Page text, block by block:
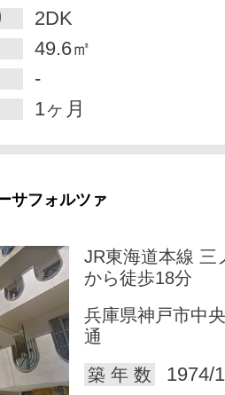
2DK
49.6㎡
-
1ヶ月
サフォルツァ
JR東海道本線 三
から徒歩18分
兵庫県神戸市中
通
築 年 数
1974/